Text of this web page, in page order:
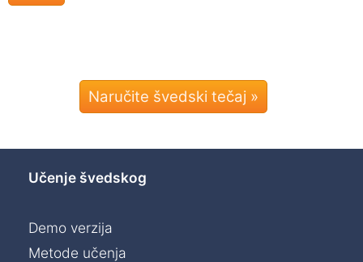
Naručite švedski tečaj »
Učenje švedskog
Demo verzija
Metode učenja